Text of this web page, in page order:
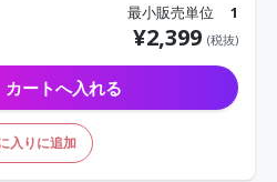
最小販売単位 1
¥2,399 (税抜)
カートへ入れる
入りに追加